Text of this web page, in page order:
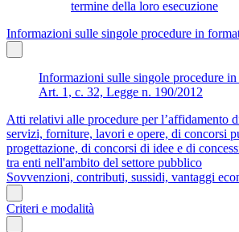
termine della loro esecuzione
Informazioni sulle singole procedure in
Informazioni sulle singole procedure
Art. 1, c. 32, Legge n. 190/2012
Atti relativi alle procedure per l’affidamento
servizi, forniture, lavori e opere, di concorsi
progettazione, di concorsi di idee e di
tra enti nell'ambito del settore pubblico
Sovvenzioni, contributi, sussidi, vantaggi
Criteri e modalità